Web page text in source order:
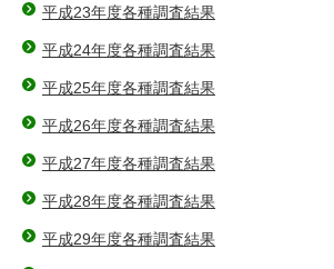
平成23年度各種調査結果
平成24年度各種調査結果
平成25年度各種調査結果
平成26年度各種調査結果
平成27年度各種調査結果
平成28年度各種調査結果
平成29年度各種調査結果